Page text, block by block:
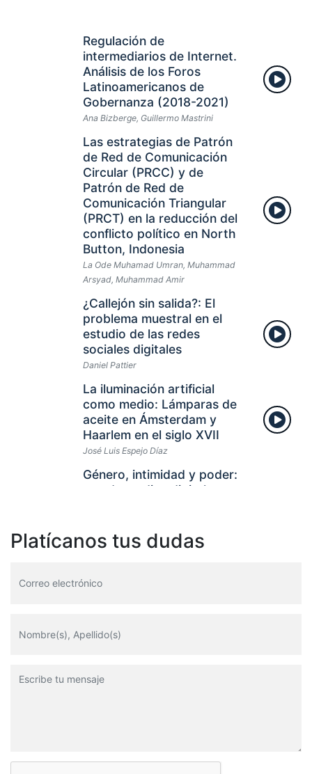
Regulación de
intermediarios de Internet.
Análisis de los Foros
Latinoamericanos de
Gobernanza (2018-2021)
Ana Bizberge, Guillermo Mastrini
Las estrategias de Patrón
de Red de Comunicación
Circular (PRCC) y de
Patrón de Red de
Comunicación Triangular
(PRCT) en la reducción del
conflicto político en North
Button, Indonesia
La Ode Muhamad Umran, Muhammad
Arsyad, Muhammad Amir
¿Callejón sin salida?: El
problema muestral en el
estudio de las redes
sociales digitales
Daniel Pattier
La iluminación artificial
como medio: Lámparas de
aceite en Ámsterdam y
Haarlem en el siglo XVII
José Luis Espejo Díaz
Género, intimidad y poder:
uso de medios digitales en
Verónica Gómez-Urrutia, Felipe Tello-
Navarro
festivales internacionales y
Jaime López-Díez, Farshad Zahedi
masculinas en Facebook y
De periodismo a
Platícanos tus dudas